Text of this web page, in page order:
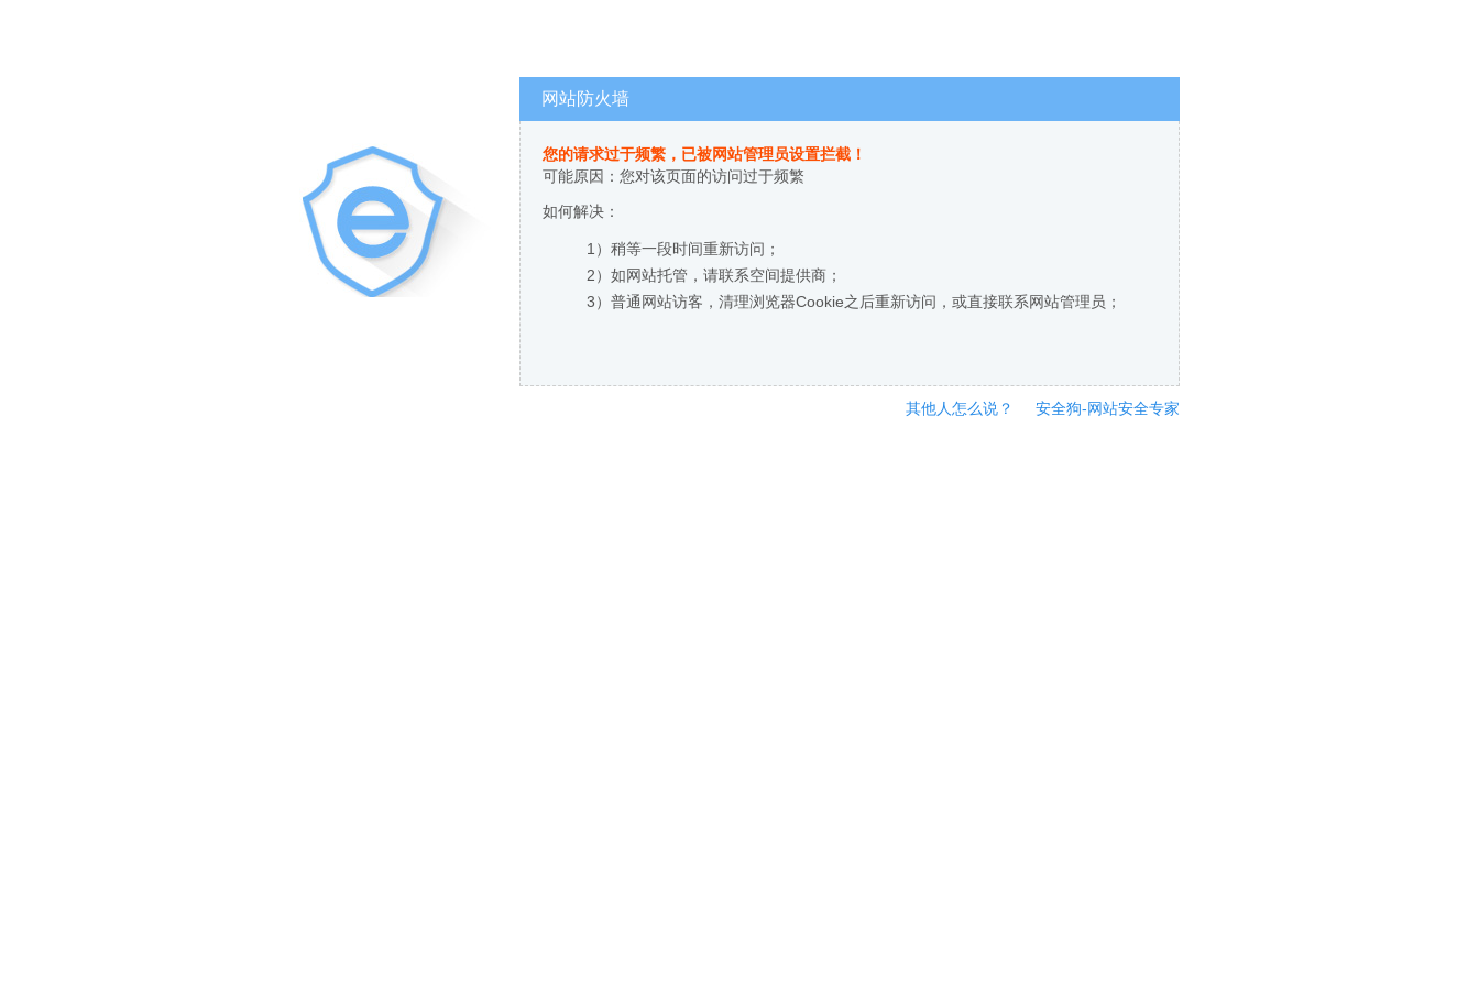
网站防火墙
您的请求过于频繁，已被网站管理员设置拦截！
可能原因：您对该页面的访问过于频繁
如何解决：
1）稍等一段时间重新访问；
2）如网站托管，请联系空间提供商；
3）普通网站访客，清理浏览器Cookie之后重新访问，或直接联系网站管理员；
其他人怎么说？ 安全狗-网站安全专家